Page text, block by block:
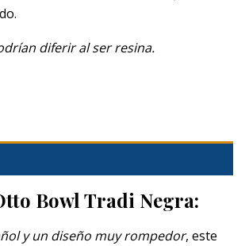
diferir al ser resina.
Bowl Tradi Negra:
y un diseño muy rompedor, este